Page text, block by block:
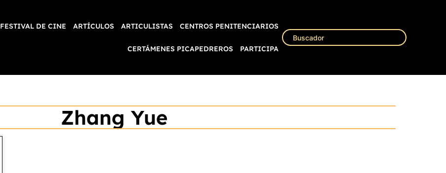
FESTIVAL DE CINE ARTÍCULOS ARTICULISTAS CENTROS PENITENCIARIOS
CERTÁMENES PICAPEDREROS PARTICIPA
Zhang Yue